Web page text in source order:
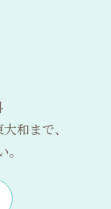
和まで、